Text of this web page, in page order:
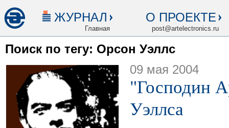
ЖУРНАЛ
Главная
О ПРОЕКТЕ
post@artelectronics.ru
Поиск по тегу: Орсон Уэллс
09 мая 2004
"Господин
Уэллса